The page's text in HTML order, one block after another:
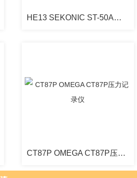
HE13 SEKONIC ST-50A温湿度记录笔HE13
CT87P OMEGA CT87P压力记录仪